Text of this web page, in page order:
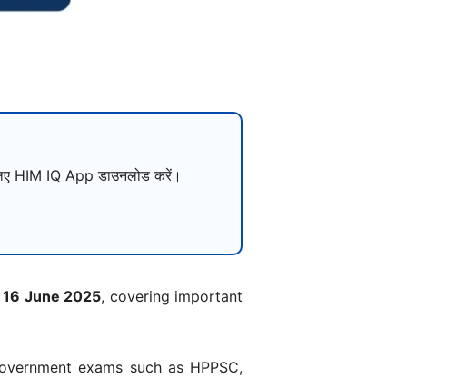
IQ App डाउनलोड करें।
June 2025, covering important
exams such as HPPSC,